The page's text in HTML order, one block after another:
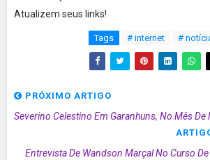
Atualizem seus links!
Tags # internet #
PRÓXIMO ARTIGO
Severino Celestino Em Garanhuns, No Mês
Entrevista De Wandson Marçal No Curso